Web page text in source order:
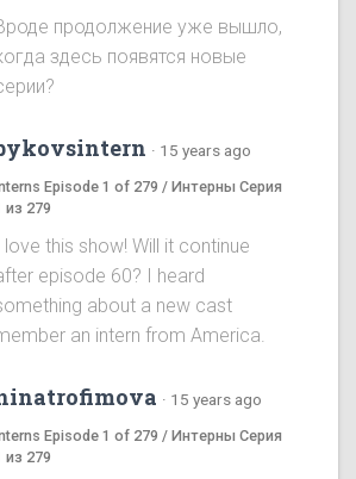
продолжение уже вышло,
здесь появятся новые
· 15 years ago
Episode 1 of 279 / Интерны Серия
из 279
I love this show! Will it continue
episode 60? I heard
about a new cast
an intern from America.
· 15 years ago
Episode 1 of 279 / Интерны Серия
из 279